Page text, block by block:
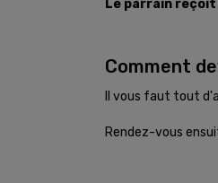
Le parrain reçoit
Comment
Il vous faut tout
Rendez-vous